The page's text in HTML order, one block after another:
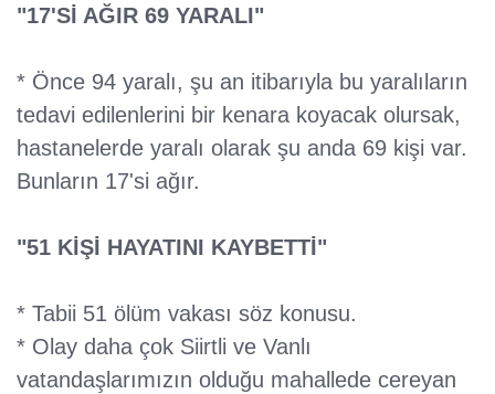
"17'Sİ AĞIR 69 YARALI"
* Önce 94 yaralı, şu an itibarıyla bu yaralıların
tedavi edilenlerini bir kenara koyacak olursak,
hastanelerde yaralı olarak şu anda 69 kişi var.
Bunların 17'si ağır.
"51 KİŞİ HAYATINI KAYBETTİ"
* Tabii 51 ölüm vakası söz konusu.
* Olay daha çok Siirtli ve Vanlı
vatandaşlarımızın olduğu mahallede cereyan